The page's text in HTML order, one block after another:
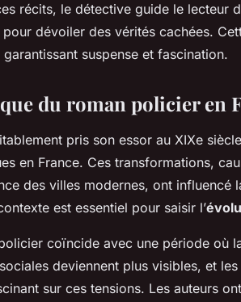
récits, le détective guide le lecteur
dévoiler des vérités cachées.
suspense et fascination.
du roman policier en
pris son essor au XIXe
en France. Ces transformations,
des villes modernes, ont influencé
est essentiel pour saisir l’
coïncide avec une période où
deviennent plus visibles, et
sur ces tensions. Les auteurs